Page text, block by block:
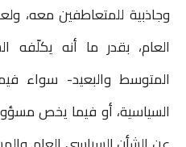
وجاذبية للمتعاطفين معه،
العام، بقدر ما أنه
المتوسط والبعيد- سواء
السياسية، أو فيما يخص